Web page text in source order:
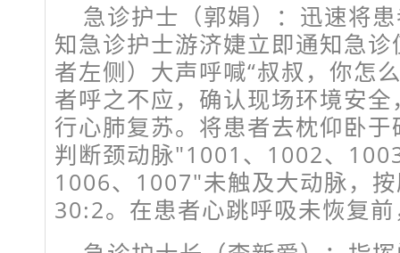
急诊护士（郭娟）：迅速将
知急诊护士游济婕立即通知急
者左侧）大声呼喊“叔叔，你怎
者呼之不应，确认现场环境安
行心肺复苏。将患者去枕仰卧
判断颈动脉"1001、1002、
1006、1007"未触及大动脉，
30:2。在患者心跳呼吸未恢复